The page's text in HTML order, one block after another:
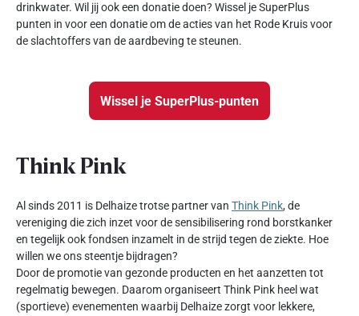
drinkwater. Wil jij ook een donatie doen? Wissel je SuperPlus
punten in voor een donatie om de acties van het Rode Kruis voor
de slachtoffers van de aardbeving te steunen.
Wissel je SuperPlus-punten
Think Pink
Al sinds 2011 is Delhaize trotse partner van Think Pink, de
vereniging die zich inzet voor de sensibilisering rond borstkanker
en tegelijk ook fondsen inzamelt in de strijd tegen de ziekte. Hoe
willen we ons steentje bijdragen?
Door de promotie van gezonde producten en het aanzetten tot
regelmatig bewegen. Daarom organiseert Think Pink heel wat
(sportieve) evenementen waarbij Delhaize zorgt voor lekkere,